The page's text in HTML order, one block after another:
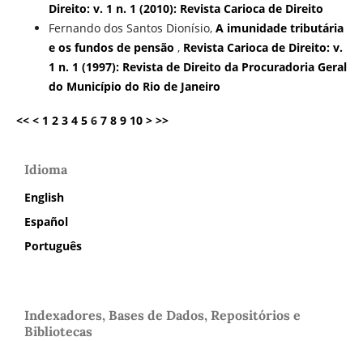
Direito: v. 1 n. 1 (2010): Revista Carioca de Direito
Fernando dos Santos Dionísio, A imunidade tributária
e os fundos de pensão , Revista Carioca de Direito: v.
1 n. 1 (1997): Revista de Direito da Procuradoria Geral
do Município do Rio de Janeiro
<< < 1 2 3 4 5 6 7 8 9 10 > >>
Idioma
English
Español
Português
Indexadores, Bases de Dados, Repositórios e
Bibliotecas